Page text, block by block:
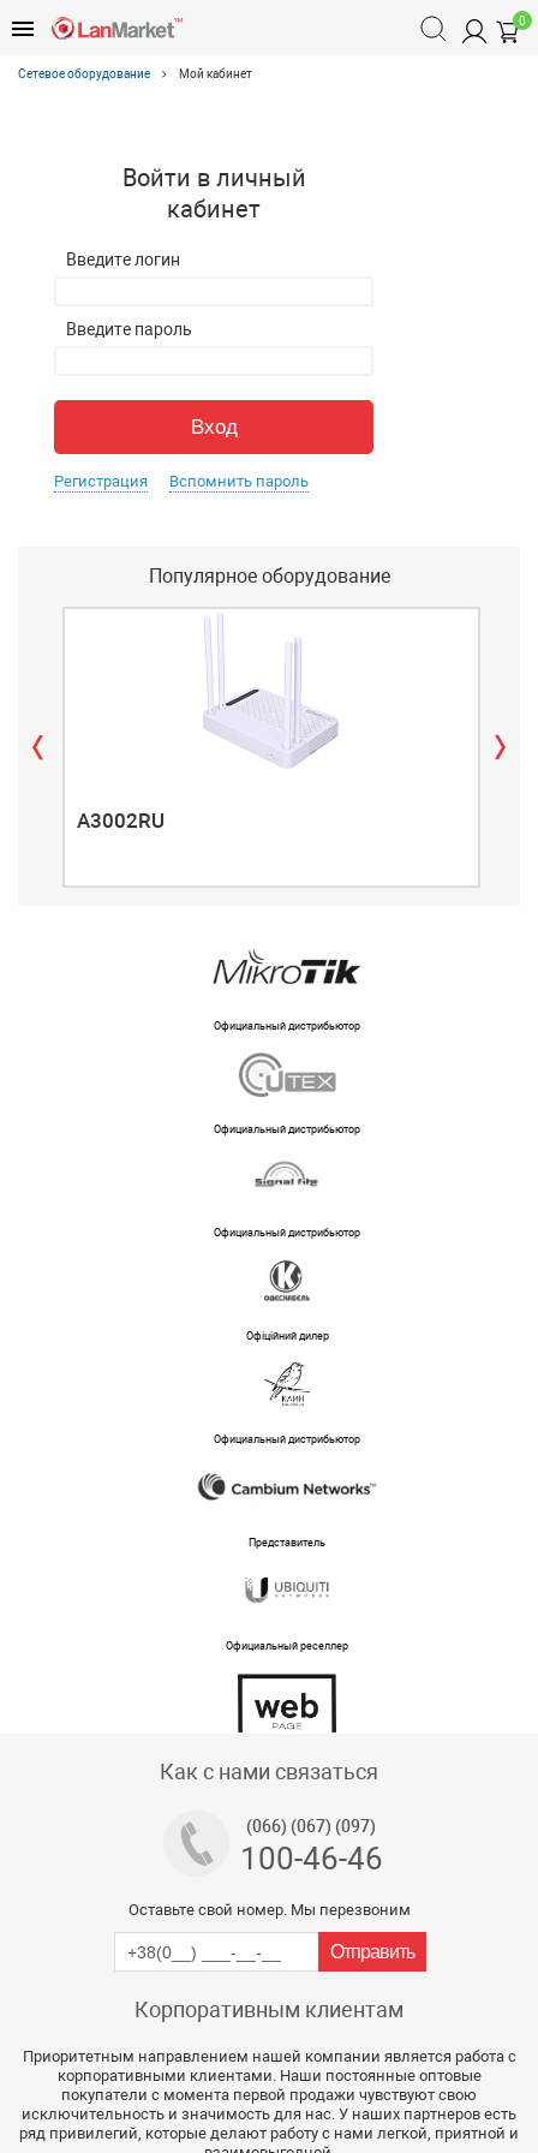
0
Сетевое оборудование Мой кабинет
Войти в личный
кабинет
Введите логин
Введите пароль
Регистрация Вспомнить пароль
Популярное оборудование
A3002RU
Официальный дистрибьютор
Официальный дистрибьютор
Официальный дистрибьютор
Офіційний дилер
Официальный дистрибьютор
Представитель
Официальный реселлер
Как с нами связаться
(066) (067) (097)
100-46-46
Оставьте свой номер. Мы перезвоним
Корпоративным клиентам
Приоритетным направлением нашей компании является работа с
корпоративными клиентами. Наши постоянные оптовые
покупатели с момента первой продажи чувствуют свою
исключительность и значимость для нас. У наших партнеров есть
ряд привилегий, которые делают работу с нами легкой, приятной и